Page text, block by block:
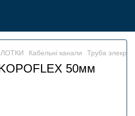
Кабельні канали Труба
50мм